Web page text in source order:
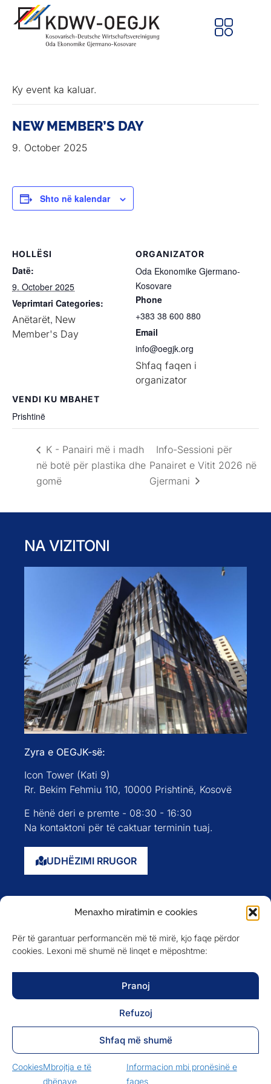
Menaxho miratimin e cookies
Për të garantuar performancën më të mirë, kjo faqe përdor
cookies. Lexoni më shumë në linqet e mëposhtme:
Pranoj
Refuzoj
Shfaq më shumë
CookiesMbrojtja e të
dhënave
Informacion mbi pronësinë e
faqes
Ky event ka kaluar.
NEW MEMBER’S DAY
9. October 2025
Shto në kalendar
HOLLËSI
Datë:
9. October 2025
Veprimtari Categories:
Anëtarët, New
Member's Day
VENDI KU MBAHET
Prishtinë
ORGANIZATOR
Oda Ekonomike Gjermano-
Kosovare
Phone
+383 38 600 880
Email
info@oegjk.org
Shfaq faqen i
organizator
K - Panairi më i madh
në botë për plastika dhe
gomë
Info-Sessioni për
Panairet e Vitit 2026 në
Gjermani
NA VIZITONI
Zyra e OEGJK-së:
Icon Tower (Kati 9)
Rr. Bekim Fehmiu 110, 10000 Prishtinë, Kosovë
E hënë deri e premte - 08:30 - 16:30
Na kontaktoni për të caktuar terminin tuaj.
UDHËZIMI RRUGOR
Evente
Anëtarët
Newsletter